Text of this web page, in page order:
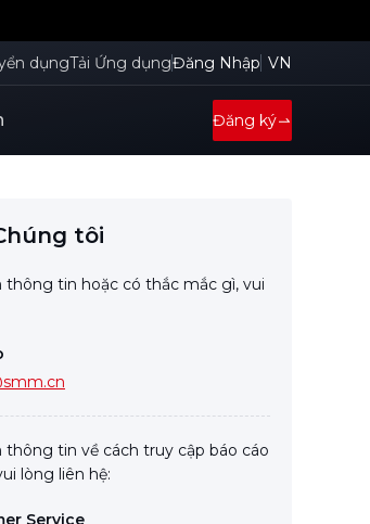
dụngTải Ứng dụngĐăng Nhập VN
Đăng ký
tôi
tin hoặc có thắc mắc gì, vui
tin về cách truy cập báo cáo
lòng liên hệ:
Service